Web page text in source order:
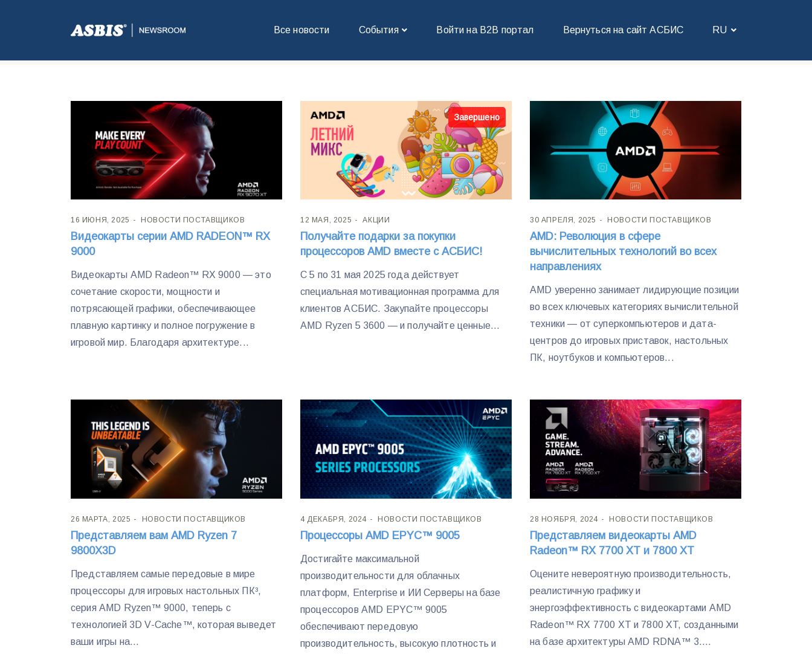
Все новости События Войти на В2В портал Вернуться на сайт АСБИС RU
Метка:AMD
16 ИЮНЯ, 2025 НОВОСТИ ПОСТАВЩИКОВ
Видеокарты серии AMD RADEON™ RX
9000
Видеокарты AMD Radeon™ RX 9000 — это
сочетание скорости, мощности и
потрясающей графики, обеспечивающее
плавную картинку и полное погружение в
игровой мир. Благодаря архитектуре...
Завершено
12 МАЯ, 2025 АКЦИИ
Получайте подарки за покупки
процессоров AMD вместе с АСБИС!
С 5 по 31 мая 2025 года действует
специальная мотивационная программа для
клиентов АСБИС. Закупайте процессоры
AMD Ryzen 5 3600 — и получайте ценные...
30 АПРЕЛЯ, 2025 НОВОСТИ ПОСТАВЩИКОВ
AMD: Революция в сфере
вычислительных технологий во всех
направлениях
AMD уверенно занимает лидирующие позиции
во всех ключевых категориях вычислительной
техники — от суперкомпьютеров и дата-
центров до игровых приставок, настольных
ПК, ноутбуков и компьютеров...
26 МАРТА, 2025 НОВОСТИ ПОСТАВЩИКОВ
Представляем вам AMD Ryzen 7
9800X3D
Представляем самые передовые в мире
процессоры для игровых настольных ПК³,
серия AMD Ryzen™ 9000, теперь с
технологией 3D V-Cache™, которая выведет
ваши игры на...
4 ДЕКАБРЯ, 2024 НОВОСТИ ПОСТАВЩИКОВ
Процессоры AMD EPYC™ 9005
Достигайте максимальной
производительности для облачных
платформ, Enterprise и ИИ Серверы на базе
процессоров AMD EPYC™ 9005
обеспечивают передовую
производительность, высокую плотность и
28 НОЯБРЯ, 2024 НОВОСТИ ПОСТАВЩИКОВ
Представляем видеокарты AMD
Radeon™ RX 7700 XT и 7800 XT
Оцените невероятную производительность,
реалистичную графику и
энергоэффективность с видеокартами AMD
Radeon™ RX 7700 XT и 7800 XT, созданными
на базе архитектуры AMD RDNA™ 3....